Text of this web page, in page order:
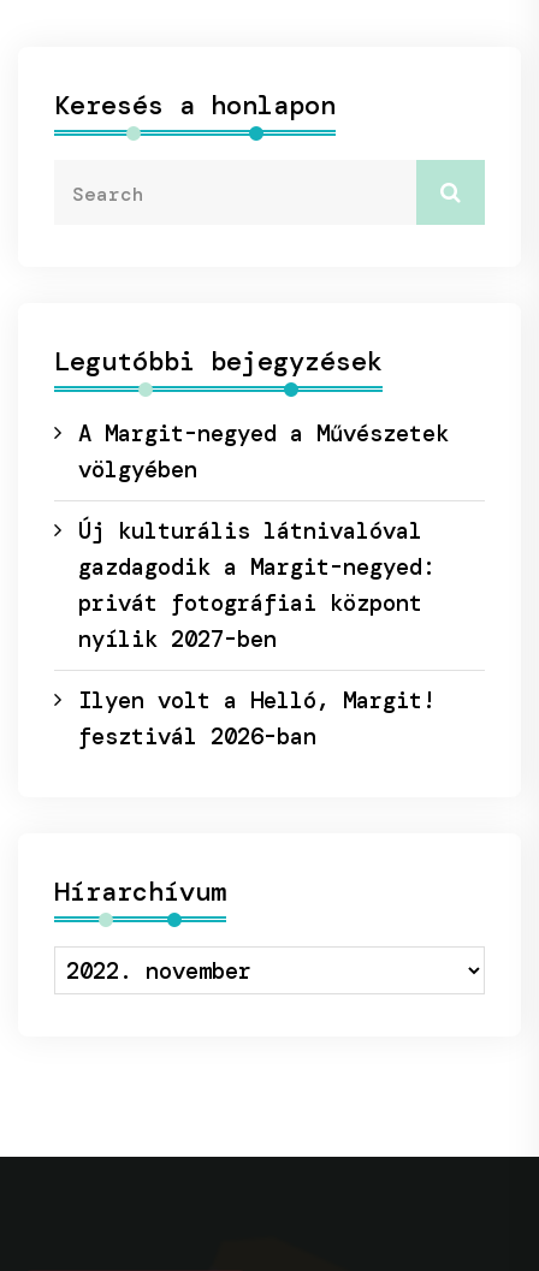
Keresés a honlapon
Legutóbbi bejegyzések
A Margit-negyed a Művészetek
völgyében
Új kulturális látnivalóval
gazdagodik a Margit-negyed:
privát fotográfiai központ
nyílik 2027-ben
Ilyen volt a Helló, Margit!
fesztivál 2026-ban
Hírarchívum